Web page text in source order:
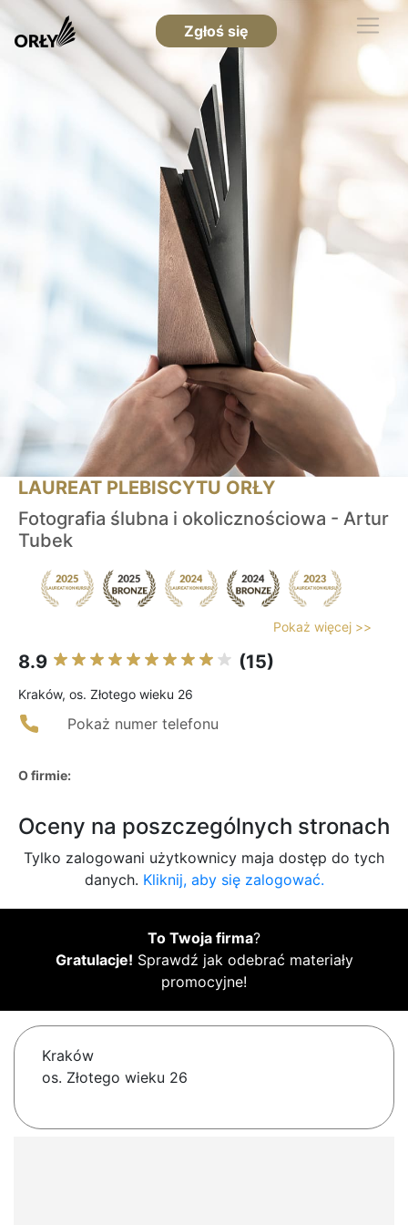
Zgłoś się
LAUREAT PLEBISCYTU ORŁY
Fotografia ślubna i okolicznościowa - Artur
Tubek
Pokaż więcej >>
8.9 (15)
Kraków, os. Złotego wieku 26
Pokaż numer telefonu
O firmie:
Oceny na poszczególnych stronach
Tylko zalogowani użytkownicy maja dostęp do tych
danych. Kliknij, aby się zalogować.
To Twoja firma?
Gratulacje! Sprawdź jak odebrać materiały
promocyjne!
Kraków
os. Złotego wieku 26